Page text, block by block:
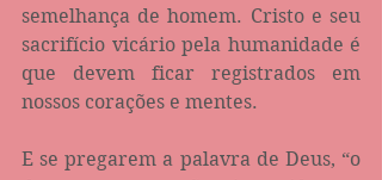
semelhança de homem. Cristo e seu
sacrifício vicário pela humanidade é
que devem ficar registrados em
nossos corações e mentes.
E se pregarem a palavra de Deus, “o